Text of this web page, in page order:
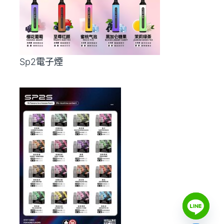
Sp2電子煙
H
A
T
Y